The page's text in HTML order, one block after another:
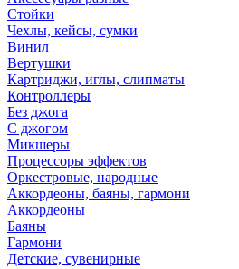
Стойки
Чехлы, кейсы, сумки
Винил
Вертушки
Картриджи, иглы, слипматы
Контроллеры
Без джога
С джогом
Микшеры
Процессоры эффектов
Оркестровые, народные
Аккордеоны, баяны, гармони
Аккордеоны
Баяны
Гармони
Детские, сувенирные